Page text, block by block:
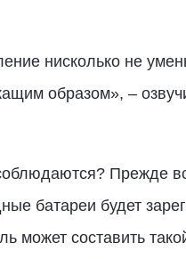
нисколько не
образом», –
Прежде
батареи будет
может составить